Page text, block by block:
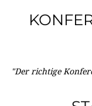
"Der richtige